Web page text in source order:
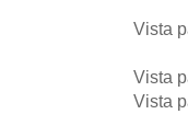
Vista
Vista
Vista